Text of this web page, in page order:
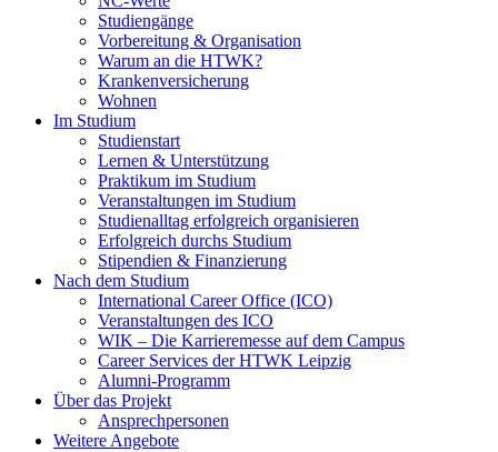
Studiengänge
Vorbereitung & Organisation
Warum an die HTWK?
Krankenversicherung
Wohnen
Im Studium
Studienstart
Lernen & Unterstützung
Praktikum im Studium
Veranstaltungen im Studium
Studienalltag erfolgreich organisieren
Erfolgreich durchs Studium
Stipendien & Finanzierung
Nach dem Studium
International Career Office (ICO)
Veranstaltungen des ICO
WIK – Die Karrieremesse auf dem Campus
Career Services der HTWK Leipzig
Alumni-Programm
Über das Projekt
Ansprechpersonen
Weitere Angebote